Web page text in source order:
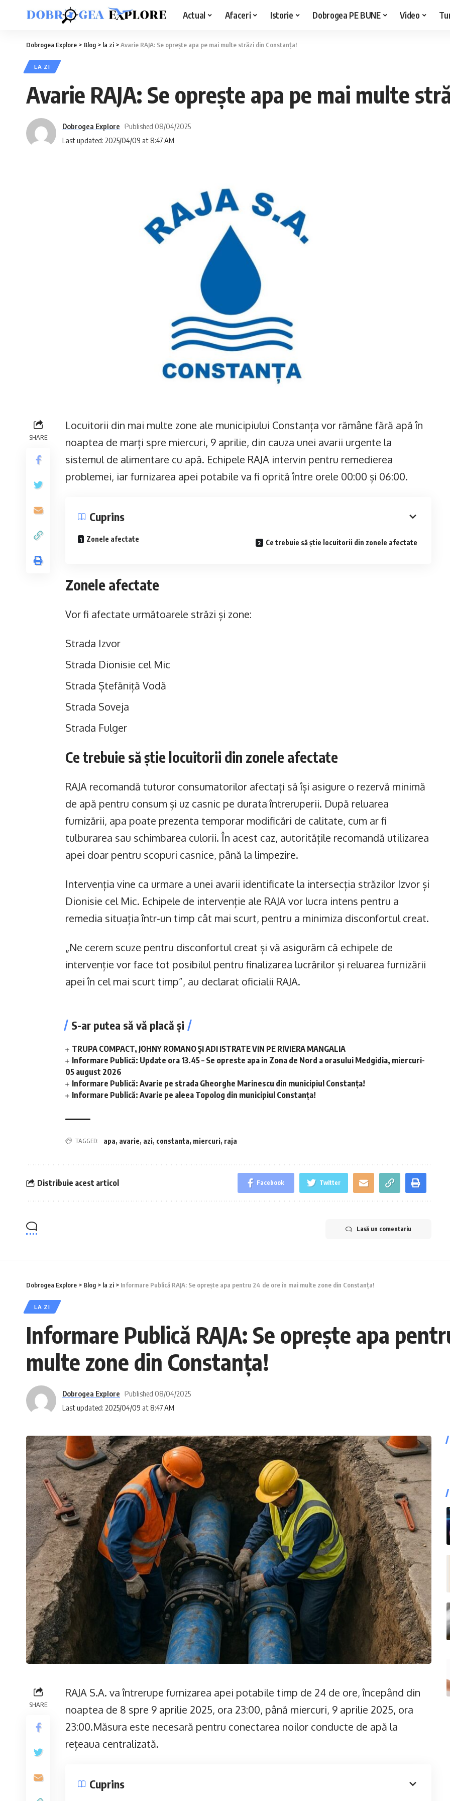
Actual Afaceri Istorie Dobrogea PE BUNE Video
Dobrogea Explore > Blog > la zi >Avarie RAJA: Se oprește apa pe mai multe străzi din Constanța!
LA ZI
Avarie RAJA: Se oprește apa pe mai multe
Last updated: 2025/04/09 at 8:47 AM
Dobrogea Explore Published 08/04/2025
SHARE
Locuitorii din mai multe zone ale municipiului Constanța vor rămâne fără apă în
noaptea de marți spre miercuri, 9 aprilie, din cauza unei avarii urgente la
sistemul de alimentare cu apă. Echipele RAJA intervin pentru remedierea
problemei, iar furnizarea apei potabile va fi oprită între orele 00:00 și 06:00.
Cuprins
Zonele afectate Ce trebuie să știe locuitorii din zonele afectate
Zonele afectate
Vor fi afectate următoarele străzi și zone:
Strada Izvor
Strada Dionisie cel Mic
Strada Ștefăniță Vodă
Strada Soveja
Strada Fulger
Ce trebuie să știe locuitorii din zonele afectate
RAJA recomandă tuturor consumatorilor afectați să își asigure o rezervă minimă
de apă pentru consum și uz casnic pe durata întreruperii. După reluarea
furnizării, apa poate prezenta temporar modificări de calitate, cum ar fi
tulburarea sau schimbarea culorii. În acest caz, autoritățile recomandă utilizarea
apei doar pentru scopuri casnice, până la limpezire.
Intervenția vine ca urmare a unei avarii identificate la intersecția străzilor Izvor și
Dionisie cel Mic. Echipele de intervenție ale RAJA vor lucra intens pentru a
remedia situația într-un timp cât mai scurt, pentru a minimiza disconfortul creat.
„Ne cerem scuze pentru disconfortul creat și vă asigurăm că echipele de
intervenție vor face tot posibilul pentru finalizarea lucrărilor și reluarea furnizării
apei în cel mai scurt timp”, au declarat oficialii RAJA.
S-ar putea să vă placă și
TRUPA COMPACT, JOHNY ROMANO ȘI ADI ISTRATE VIN PE RIVIERA MANGALIA
Informare Publică: Update ora 13.45 – Se opreste apa in Zona de Nord a orasului Medgidia, miercuri-
05 august 2026
Informare Publică: Avarie pe strada Gheorghe Marinescu din municipiul Constanța!
Informare Publică: Avarie pe aleea Topolog din municipiul Constanța!
TAGGED: apa, avarie, azi, constanta, miercuri, raja
Distribuie acest articol Facebook Twitter
Lasă un comentariu
Dobrogea Explore > Blog > la zi > Informare Publică RAJA: Se oprește apa pentru 24 de ore în mai multe zone din Constanța!
LA ZI
Informare Publică RAJA: Se oprește apa
multe zone din Constanța!
Last updated: 2025/04/09 at 8:47 AM
Dobrogea Explore Published 08/04/2025
SHARE
RAJA S.A. va întrerupe furnizarea apei potabile timp de 24 de ore, începând din
noaptea de 8 spre 9 aprilie 2025, ora 23:00, până miercuri, 9 aprilie 2025, ora
23:00.Măsura este necesară pentru conectarea noilor conducte de apă la
rețeaua centralizată.
Cuprins